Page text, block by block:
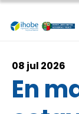
Pasar al
08 jul 2026
En